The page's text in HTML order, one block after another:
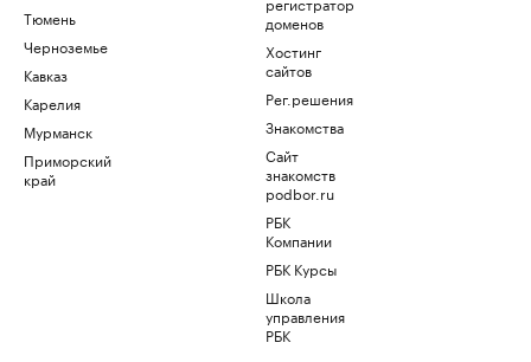
Тюмень
Черноземье
Кавказ
Карелия
Мурманск
Приморский
край
доменов
Хостинг
сайтов
Рег.решения
Знакомства
Сайт
знакомств
podbor.ru
РБК
Компании
РБК Курсы
Школа
управления
РБК